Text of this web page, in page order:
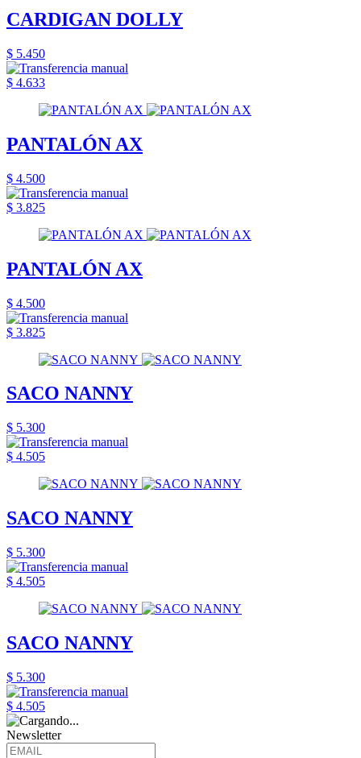
CARDIGAN DOLLY
$ 5.450
$ 4.633
PANTALÓN AX
$ 4.500
$ 3.825
PANTALÓN AX
$ 4.500
$ 3.825
SACO NANNY
$ 5.300
$ 4.505
SACO NANNY
$ 5.300
$ 4.505
SACO NANNY
$ 5.300
$ 4.505
Newsletter